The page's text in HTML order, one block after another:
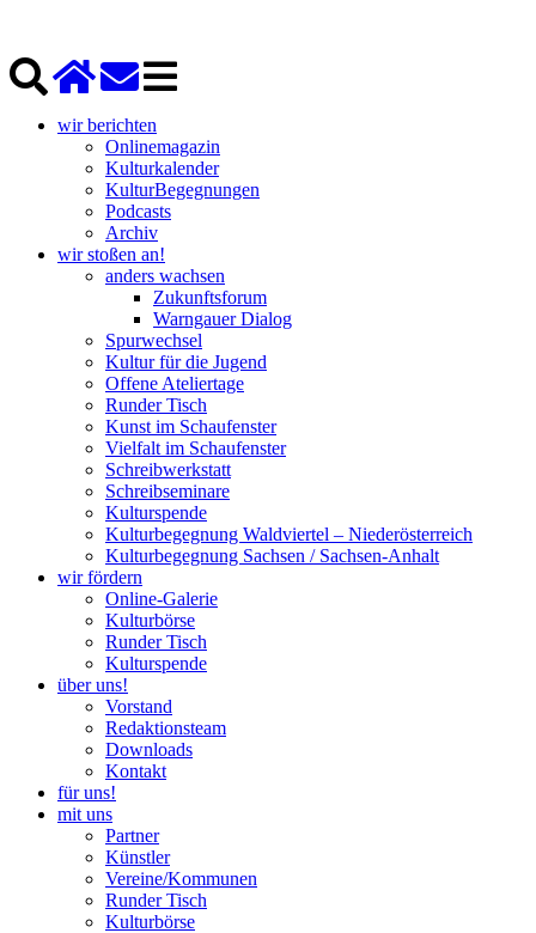
wir berichten
Onlinemagazin
Kulturkalender
KulturBegegnungen
Podcasts
Archiv
wir stoßen an!
anders wachsen
Zukunftsforum
Warngauer Dialog
Spurwechsel
Kultur für die Jugend
Offene Ateliertage
Runder Tisch
Kunst im Schaufenster
Vielfalt im Schaufenster
Schreibwerkstatt
Schreibseminare
Kulturspende
Kulturbegegnung Waldviertel – Niederösterreich
Kulturbegegnung Sachsen / Sachsen-Anhalt
wir fördern
Online-Galerie
Kulturbörse
Runder Tisch
Kulturspende
über uns!
Vorstand
Redaktionsteam
Downloads
Kontakt
für uns!
mit uns
Partner
Künstler
Vereine/Kommunen
Runder Tisch
Kulturbörse